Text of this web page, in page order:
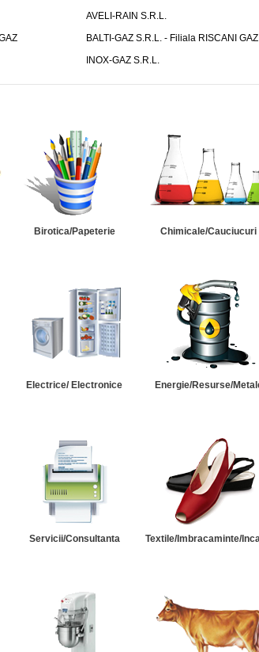
AVELI-RAIN S.R.L.
BALTI-GAZ S.R.L. - Filiala RISCANI GAZ
INOX-GAZ S.R.L.
Birotica/Papeterie Chimicale/Cauciucuri
Electrice/ Electronice Energie/Resurse/
Servicii/Consultanta Textile/Imbracaminte/